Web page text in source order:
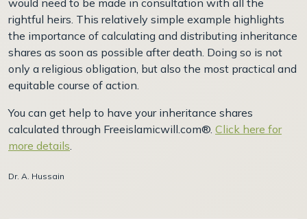
rightful heirs. This relatively simple example highlights
the importance of calculating and distributing inheritance
shares as soon as possible after death. Doing so is not
only a religious obligation, but also the most practical and
equitable course of action.
You can get help to have your inheritance shares
calculated through Freeislamicwill.com®. Click here for
more details
Dr. A. Hussain